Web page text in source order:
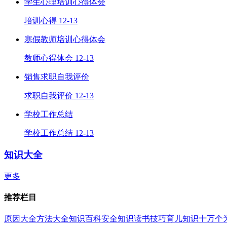
学生心理培训心得体会
培训心得 12-13
寒假教师培训心得体会
教师心得体会 12-13
销售求职自我评价
求职自我评价 12-13
学校工作总结
学校工作总结 12-13
知识大全
更多
推荐栏目
原因大全方法大全知识百科安全知识读书技巧育儿知识十万个